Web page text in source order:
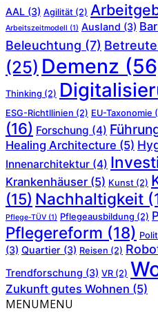
AAL (3) Agilität (2)
Arbeitszeitmodell (1) Ausland (3)
Beleuchtung (7)
(25) Demenz
Thinking (2)
ESG-Richtllinien (2) EU-Taxonomie
(16) Forschung (4)
Healing Architecture (5)
Innenarchitektur (4)
Krankenhäuser (5) Kunst (2)
(15) Nachhaltigkeit
Pflege-TÜV (1) Pflegeausbildung (2)
Pflegereform (18)
(3) Quartier (3) Reisen (2)
Trendforschung (3) VR (2)
Zukunft gutes Wohnen (5)
MENUMENU